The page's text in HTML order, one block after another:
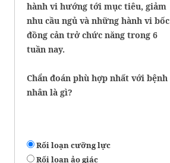
hành vi hướng tới mục tiêu, giảm
nhu cầu ngủ và những hành vi bốc
đồng cản trở chức năng trong 6
tuần nay.
Chẩn đoán phù hợp nhất với bệnh
nhân là gì?
Rối loạn cưỡng lực
Rối loạn ảo giác